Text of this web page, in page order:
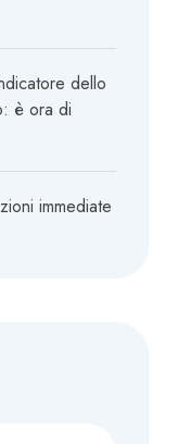
dello
è ora di
immediate